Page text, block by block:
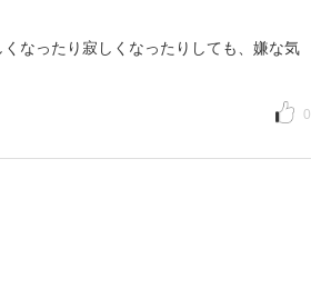
なったり寂しくなったりしても、嫌な気
0